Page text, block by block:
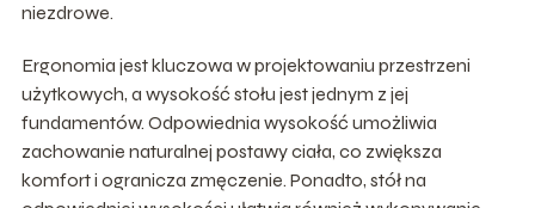
niezdrowe.
Ergonomia jest kluczowa w projektowaniu przestrzeni
użytkowych, a wysokość stołu jest jednym z jej
fundamentów. Odpowiednia wysokość umożliwia
zachowanie naturalnej postawy ciała, co zwiększa
komfort i ogranicza zmęczenie. Ponadto, stół na